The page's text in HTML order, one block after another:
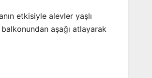
etkisiyle alevler yaşlı
aşağı atlayarak